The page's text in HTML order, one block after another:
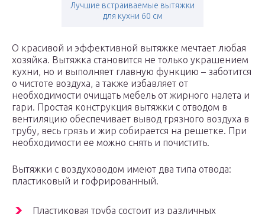
Лучшие встраиваемые вытяжки
для кухни 60 см
О красивой и эффективной вытяжке мечтает любая
хозяйка. Вытяжка становится не только украшением
кухни, но и выполняет главную функцию – заботится
о чистоте воздуха, а также избавляет от
необходимости очищать мебель от жирного налета и
гари. Простая конструкция вытяжки с отводом в
вентиляцию обеспечивает вывод грязного воздуха в
трубу, весь грязь и жир собирается на решетке. При
необходимости ее можно снять и почистить.
Вытяжки с воздуховодом имеют два типа отвода:
пластиковый и гофрированный.
Пластиковая труба состоит из различных